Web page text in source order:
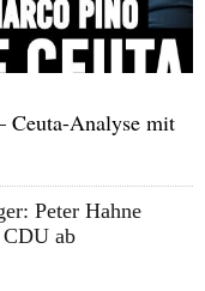
Ceuta-Analyse mit
Peter Hahne
ab